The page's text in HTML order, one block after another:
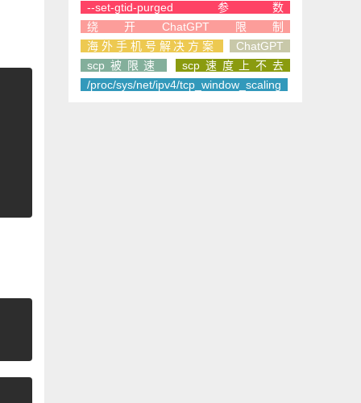
--set-gtid-purged参数
绕开ChatGPT限制
海外手机号解决方案
ChatGPT
scp被限速
scp速度上不去
/proc/sys/net/ipv4/tcp_window_scaling